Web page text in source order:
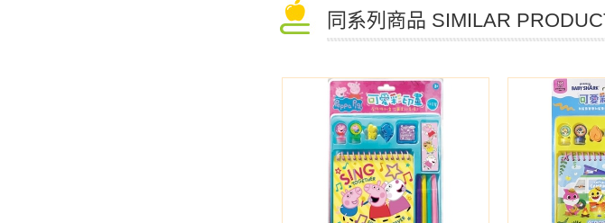
同系列商品 SIMILAR